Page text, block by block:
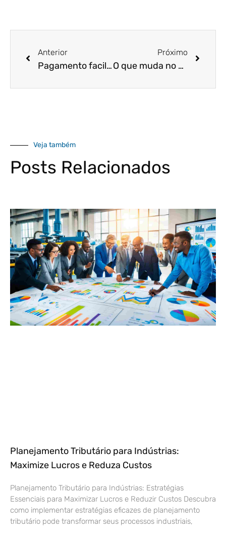
Anterior
Pagamento facilitado! WhatsApp Pay deve começar a operar em breve!
Próximo
O que muda no eSocial para o ano de 2021?
Veja também
Posts Relacionados
Planejamento Tributário para Indústrias:
Maximize Lucros e Reduza Custos
Planejamento Tributário para Indústrias: Estratégias
Essenciais para Maximizar Lucros e Reduzir Custos Descubra
como implementar estratégias eficazes de planejamento
tributário pode transformar seus processos industriais,